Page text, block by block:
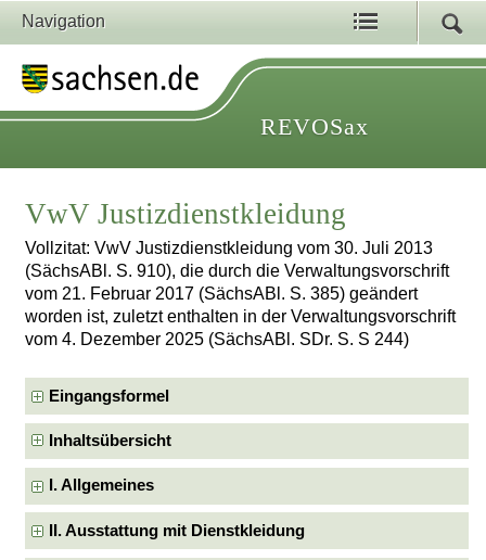
Navigation
REVOSax
VwV Justizdienstkleidung
Vollzitat: VwV Justizdienstkleidung vom 30. Juli 2013
(SächsABl. S. 910), die durch die Verwaltungsvorschrift
vom 21. Februar 2017 (SächsABl. S. 385) geändert
worden ist, zuletzt enthalten in der Verwaltungsvorschrift
vom 4. Dezember 2025 (SächsABl. SDr. S. S 244)
Eingangsformel
Inhaltsübersicht
I. Allgemeines
II. Ausstattung mit Dienstkleidung